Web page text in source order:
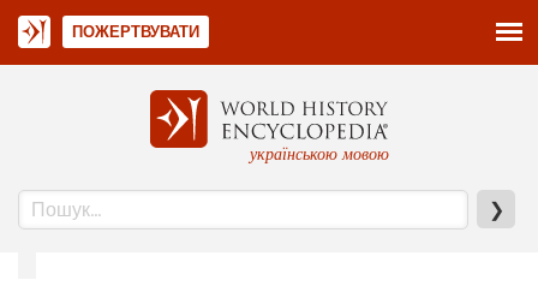
українською мовою
❯
ПОЖЕРТВУВАТИ